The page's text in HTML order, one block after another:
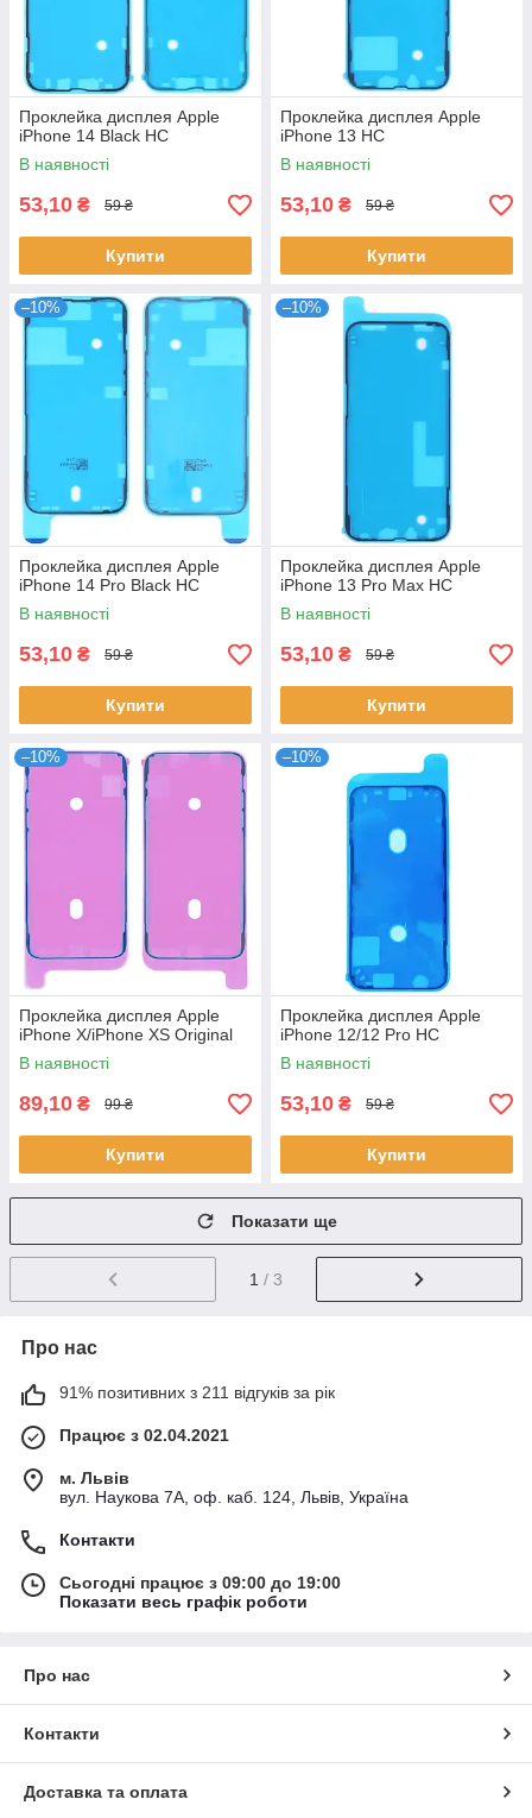
Проклейка дисплея Apple
iPhone 14 Black HC
В наявності
53,10 ₴ 59 ₴
Купити
Проклейка дисплея Apple
iPhone 13 HC
В наявності
53,10 ₴ 59 ₴
Купити
–10%
Проклейка дисплея Apple
iPhone 14 Pro Black HC
В наявності
53,10 ₴ 59 ₴
Купити
–10%
Проклейка дисплея Apple
iPhone 13 Pro Max HC
В наявності
53,10 ₴ 59 ₴
Купити
–10%
Проклейка дисплея Apple
iPhone X/iPhone XS Original
В наявності
89,10 ₴ 99 ₴
Купити
–10%
Проклейка дисплея Apple
iPhone 12/12 Pro HC
В наявності
53,10 ₴ 59 ₴
Купити
Показати ще
1 / 3
Про нас
91% позитивних з 211 відгуків за рік
Працює з 02.04.2021
м. Львів
вул. Наукова 7А, оф. каб. 124, Львів, Україна
Контакти
Сьогодні працює з 09:00 до 19:00
Показати весь графік роботи
Про нас
Контакти
Доставка та оплата